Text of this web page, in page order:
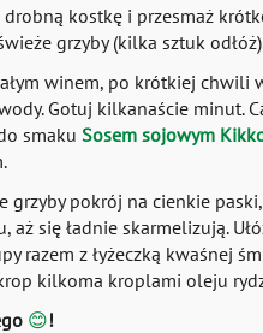
kostkę i przesmaż
grzyby (kilka sztuk
winem, po krótkiej chwili
Gotuj kilkanaście minut.
smaku Sosem sojowym
grzyby pokrój na cienkie
aż się ładnie skarmelizują.
razem z łyżeczką kwaśnej
kilkoma kroplami oleju
😊!